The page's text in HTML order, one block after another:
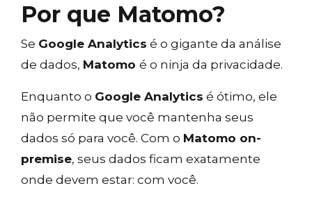
Por que Matomo?
Se Google Analytics é o gigante da análise
de dados, Matomo é o ninja da privacidade.
Enquanto o Google Analytics é ótimo, ele
não permite que você mantenha seus
dados só para você. Com o Matomo on-
premise, seus dados ficam exatamente
onde devem estar: com você.